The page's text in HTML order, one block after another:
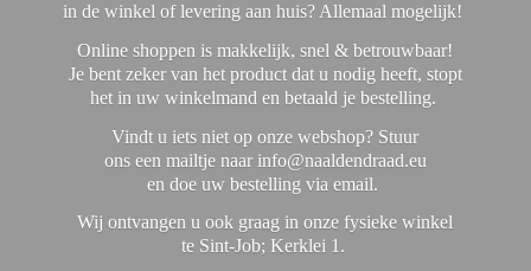
in de winkel of levering aan huis? Allemaal mogelijk!
Online shoppen is makkelijk, snel & betrouwbaar!
Je bent zeker van het product dat u nodig heeft, stopt
het in uw winkelmand en betaald je bestelling.
Vindt u iets niet op onze webshop? Stuur
ons een mailtje naar info@naaldendraad.eu
en doe uw bestelling via email.
Wij ontvangen u ook graag in onze fysieke winkel
te Sint-Job; Kerklei 1.